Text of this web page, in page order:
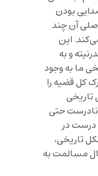
بودن
آن چند
این
و به
ما به وجود
کل قضیه را
تاریخی
نادرست حتی
درست در
تاریخی،
مسالمت به